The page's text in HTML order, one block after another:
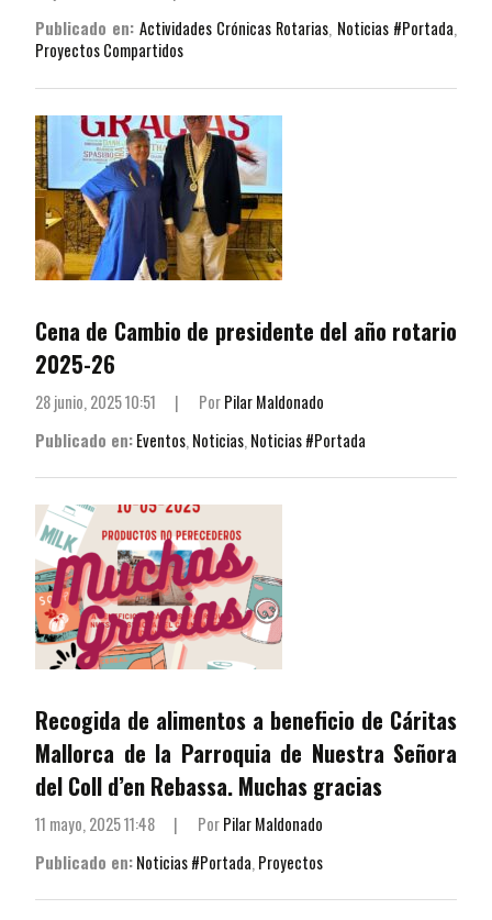
Publicado en: Actividades Crónicas Rotarias, Noticias #Portada,
Proyectos Compartidos
Cena de Cambio de presidente del año rotario
2025-26
28 junio, 2025 10:51 | PorPilar Maldonado
Publicado en:Eventos, Noticias, Noticias #Portada
Recogida de alimentos a beneficio de Cáritas
Mallorca de la Parroquia de Nuestra Señora
del Coll d’en Rebassa. Muchas gracias
11 mayo, 2025 11:48 | PorPilar Maldonado
Publicado en:Noticias #Portada, Proyectos